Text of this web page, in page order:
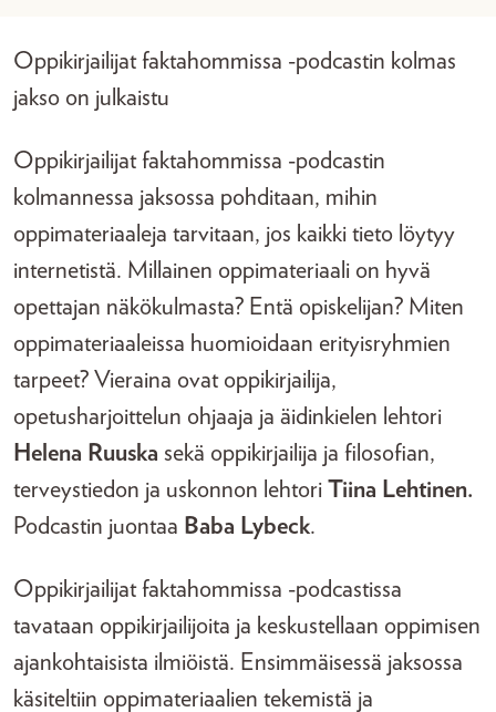
Oppikirjailijat faktahommissa -podcastin kolmas
jakso on julkaistu
Oppikirjailijat faktahommissa -podcastin
kolmannessa jaksossa pohditaan, mihin
oppimateriaaleja tarvitaan, jos kaikki tieto löytyy
internetistä. Millainen oppimateriaali on hyvä
opettajan näkökulmasta? Entä opiskelijan? Miten
oppimateriaaleissa huomioidaan erityisryhmien
tarpeet? Vieraina ovat oppikirjailija,
opetusharjoittelun ohjaaja ja äidinkielen lehtori
Helena Ruuska sekä oppikirjailija ja filosofian,
terveystiedon ja uskonnon lehtori Tiina Lehtinen.
Podcastin juontaa Baba Lybeck.
Oppikirjailijat faktahommissa -podcastissa
tavataan oppikirjailijoita ja keskustellaan oppimisen
ajankohtaisista ilmiöistä. Ensimmäisessä jaksossa
käsiteltiin oppimateriaalien tekemistä ja